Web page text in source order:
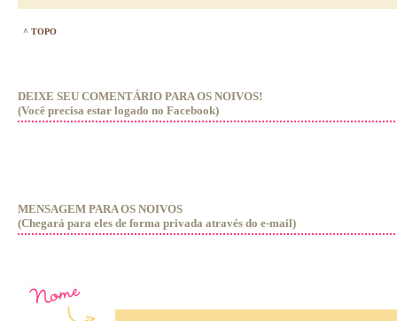
^ TOPO
DEIXE SEU COMENTÁRIO PARA OS NOIVOS!
(Você precisa estar logado no Facebook)
MENSAGEM PARA OS NOIVOS
(Chegará para eles de forma privada através do e-mail)